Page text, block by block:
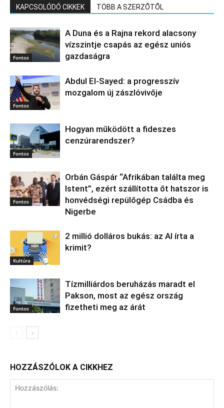
KAPCSOLÓDÓ CIKKEK TÖBB A SZERZŐTŐL
Fontos
A Duna és a Rajna rekord alacsony
vízszintje csapás az egész uniós
gazdaságra
Fontos
Abdul El‑Sayed: a progresszív
mozgalom új zászlóvivője
Fontos
Hogyan működött a fideszes
cenzúrarendszer?
Fontos
Orbán Gáspár “Afrikában találta meg
Istent”, ezért szállította őt hatszor is
honvédségi repülőgép Csádba és
Nigerbe
Kultúra
2 millió dolláros bukás: az AI írta a
krimit?
Fontos
Tízmilliárdos beruházás maradt el
Pakson, most az egész ország
fizetheti meg az árát
HOZZÁSZÓLOK A CIKKHEZ